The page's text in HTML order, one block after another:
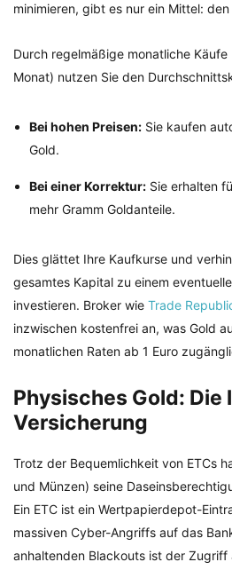
minimieren, gibt es nur ein Mittel: den
Durch regelmäßige monatliche Käufe
Monat) nutzen Sie den
Bei hohen Preisen: Sie kaufen
Gold.
Bei einer Korrektur: Sie erhalten
mehr Gramm Goldanteile.
Dies glättet Ihre Kaufkurse und
gesamtes Kapital zu einem
investieren. Broker wie Trade
inzwischen kostenfrei an, was Gold
monatlichen Raten ab 1 Euro
Physisches Gold: Die
Versicherung
Trotz der Bequemlichkeit von ETCs
und Münzen) seine
Ein ETC ist ein Wertpapierdepot-
massiven Cyber-Angriffs auf das
anhaltenden Blackouts ist der Zugriff